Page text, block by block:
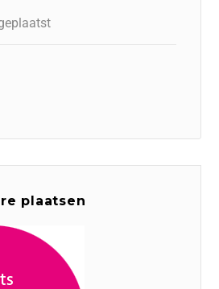
plaatsen